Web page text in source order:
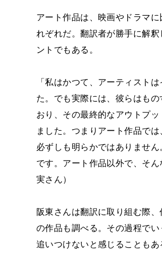
アート作品は、映画やドラマ
れぞれだ。翻訳者が勝手に解
ントでもある。
「私はかつて、アーティスト
た。でも実際には、彼らはも
おり、その最終的なアウトプ
ました。つまりアート作品で
必ずしも明らかではありませ
です。アート作品以外で、そ
実さん）
阪東さんは翻訳に取り組む際
の作品も調べる。その過程で
追いつけないと感じることもあ